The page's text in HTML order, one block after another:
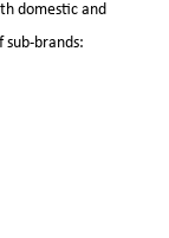
domestic and
sub-brands: